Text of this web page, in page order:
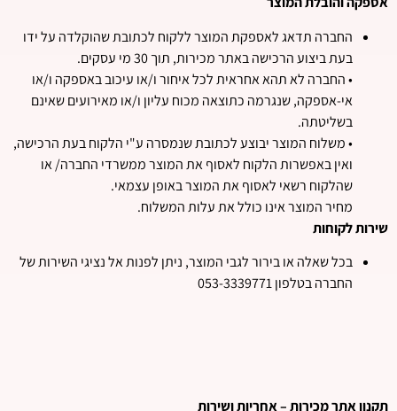
החברה תדאג לאספקת המוצר ללקוח לכתובת שהוקלדה על ידו
בעת ביצוע הרכישה באתר מכירות, תוך 30 מי עסקים.
• החברה לא תהא אחראית לכל איחור ו/או עיכוב באספקה ו/או
אי-אספקה, שנגרמה כתוצאה מכוח עליון ו/או מאירועים שאינם
בשליטתה.
• משלוח המוצר יבוצע לכתובת שנמסרה ע"י הלקוח בעת הרכישה,
ואין באפשרות הלקוח לאסוף את המוצר ממשרדי החברה/ או
שהלקוח רשאי לאסוף את המוצר באופן עצמאי.
מחיר המוצר אינו כולל את עלות המשלוח.
שירות לקוחות
בכל שאלה או בירור לגבי המוצר, ניתן לפנות אל נציגי השירות של
החברה בטלפון 053-3339771
תקנון אתר מכירות – אחריות ושירות